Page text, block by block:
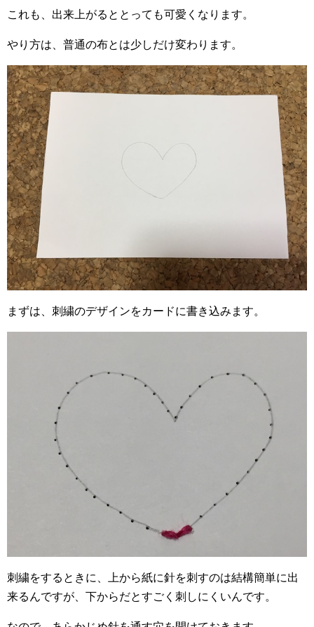
これも、出来上がるととっても可愛くなります。
やり方は、普通の布とは少しだけ変わります。
まずは、刺繍のデザインをカードに書き込みます。
刺繍をするときに、上から紙に針を刺すのは結構簡単に出
来るんですが、下からだとすごく刺しにくいんです。